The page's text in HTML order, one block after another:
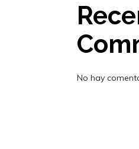
No hay